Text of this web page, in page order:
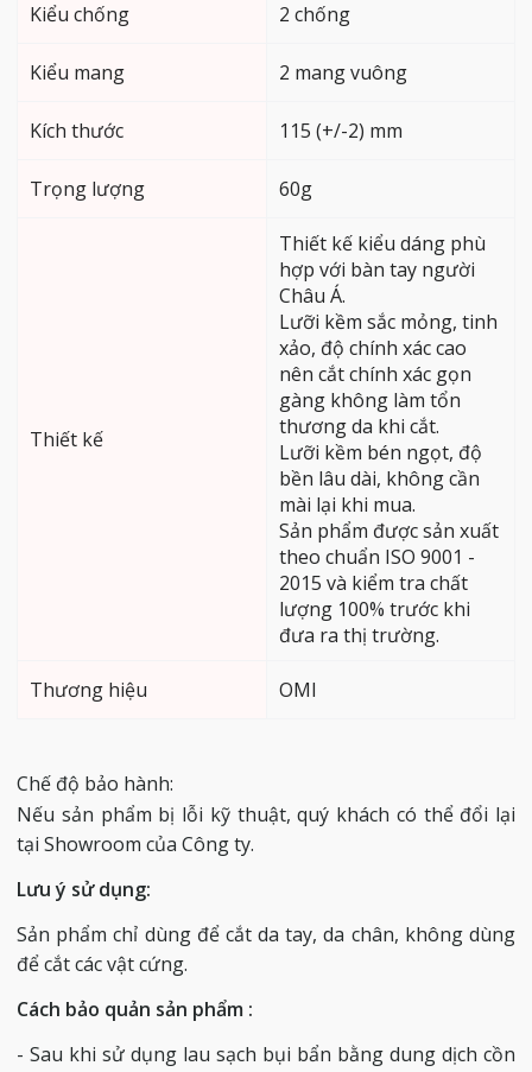
Kiểu chống 2 chống
Kiểu mang 2 mang vuông
Kích thước 115 (+/-2) mm
Trọng lượng 60g
Thiết kế
Thiết kế kiểu dáng phù
hợp với bàn tay người
Châu Á.
Lưỡi kềm sắc mỏng, tinh
xảo, độ chính xác cao
nên cắt chính xác gọn
gàng không làm tổn
thương da khi cắt.
Lưỡi kềm bén ngọt, độ
bền lâu dài, không cần
mài lại khi mua.
Sản phẩm được sản xuất
theo chuẩn ISO 9001 -
2015 và kiểm tra chất
lượng 100% trước khi
đưa ra thị trường.
Thương hiệu OMI
Chế độ bảo hành:
Nếu sản phẩm bị lỗi kỹ thuật, quý khách có thể đổi lại
tại Showroom của Công ty.
Lưu ý sử dụng:
Sản phẩm chỉ dùng để cắt da tay, da chân, không dùng
để cắt các vật cứng.
Cách bảo quản sản phẩm :
- Sau khi sử dụng lau sạch bụi bẩn bằng dung dịch cồn